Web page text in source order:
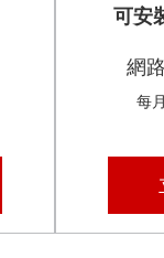
可安
網
每